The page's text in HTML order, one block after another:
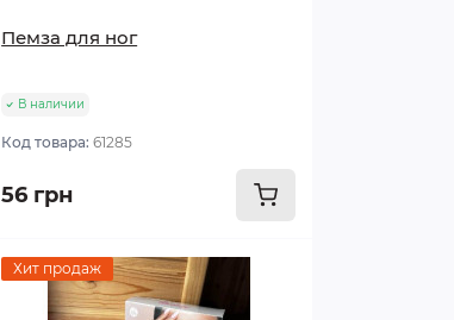
Пемза для ног
В наличии
Код товара:61285
56 грн
Хит продаж